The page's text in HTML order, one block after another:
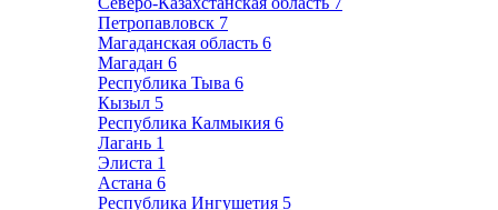
Петропавловск 7
Магаданская область 6
Магадан 6
Республика Тыва 6
Кызыл 5
Республика Калмыкия 6
Лагань 1
Элиста 1
Астана 6
Республика Ингушетия 5